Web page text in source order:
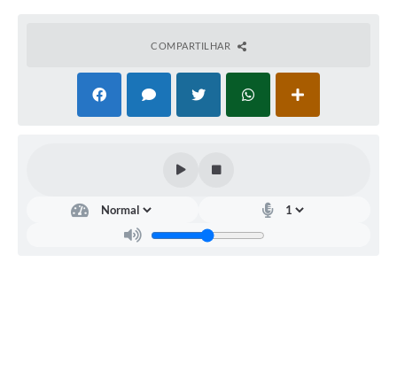
3546-9100, em dias úteis, no horário das 8h às 12h.
Prazo limite para solicitação da chave de acesso:
28/01/2022, às 10 horas.
Sabino, 12 de janeiro de 2022.
EDER RUIZ MAGALHÃES DE ANDRADE
COMPARTILHAR